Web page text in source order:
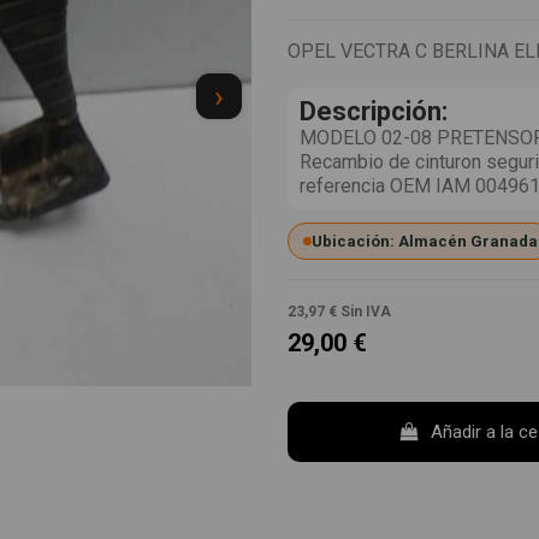
›
OPEL VECTRA C BERLINA
Descripción:
MODELO 02-08
Recambio de cinturon
referencia OEM IAM
Ubicación: Almacén Granada
23,97 € Sin IVA
29,00 €
Añadir a la